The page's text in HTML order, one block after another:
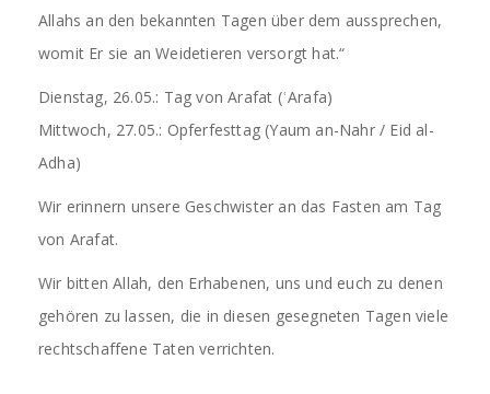
Allahs an den bekannten Tagen über dem aussprechen,
womit Er sie an Weidetieren versorgt hat.“
Dienstag, 26.05.: Tag von Arafat (ʿArafa)
Mittwoch, 27.05.: Opferfesttag (Yaum an-Nahr / Eid al-
Adha)
Wir erinnern unsere Geschwister an das Fasten am Tag
von Arafat.
Wir bitten Allah, den Erhabenen, uns und euch zu denen
gehören zu lassen, die in diesen gesegneten Tagen viele
rechtschaffene Taten verrichten.